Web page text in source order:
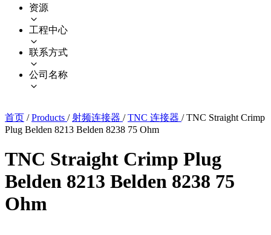
资源
工程中心
联系方式
公司名称
首页 / Products / 射频连接器 / TNC 连接器 / TNC Straight Crimp
Plug Belden 8213 Belden 8238 75 Ohm
TNC Straight Crimp Plug
Belden 8213 Belden 8238 75
Ohm